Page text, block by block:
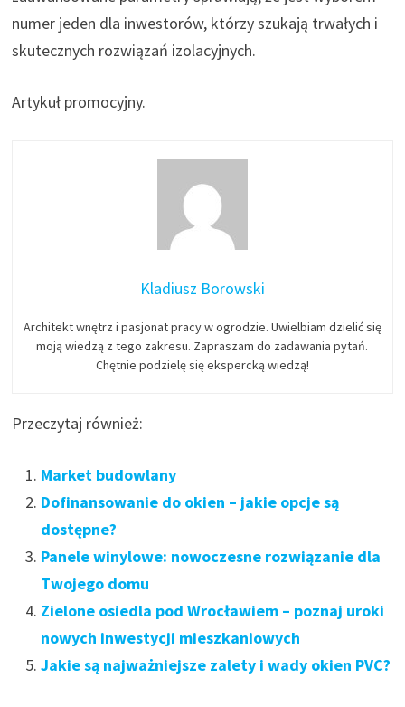
numer jeden dla inwestorów, którzy szukają trwałych i
skutecznych rozwiązań izolacyjnych.
Artykuł promocyjny.
Kladiusz Borowski
Architekt wnętrz i pasjonat pracy w ogrodzie. Uwielbiam dzielić się
moją wiedzą z tego zakresu. Zapraszam do zadawania pytań.
Chętnie podzielę się ekspercką wiedzą!
Przeczytaj również:
Market budowlany
Dofinansowanie do okien – jakie opcje są
dostępne?
Panele winylowe: nowoczesne rozwiązanie dla
Twojego domu
Zielone osiedla pod Wrocławiem – poznaj uroki
nowych inwestycji mieszkaniowych
Jakie są najważniejsze zalety i wady okien PVC?